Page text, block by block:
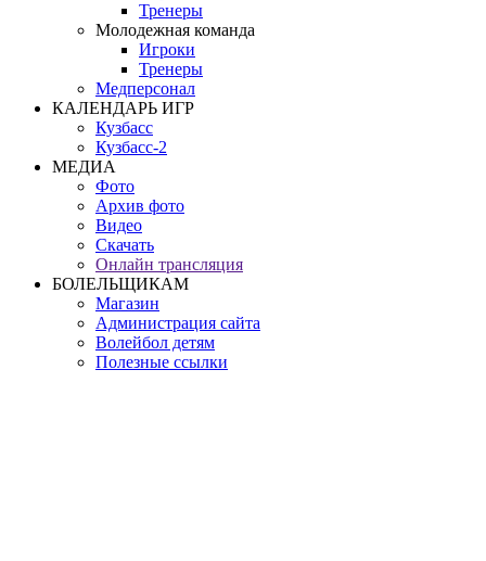
Тренеры
Молодежная команда
Игроки
Тренеры
Медперсонал
КАЛЕНДАРЬ ИГР
Кузбасс
Кузбасс-2
МЕДИА
Фото
Архив фото
Видео
Скачать
Онлайн трансляция
БОЛЕЛЬЩИКАМ
Магазин
Администрация сайта
Волейбол детям
Полезные ссылки